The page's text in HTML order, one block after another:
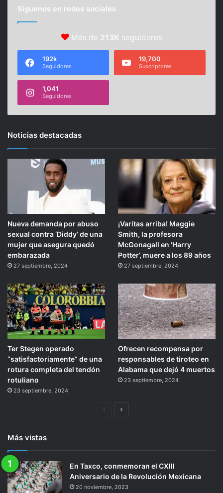
Síguenos en redes sociales
Más de 213K seguidores
192k
Seguidores
19,700
Suscriptores
1,041
Seguidores
Noticias destacadas
Nueva demanda por abuso
sexual contra ‘Diddy’ de una
mujer que asegura quedó
embarazada
27 septiembre, 2024
¡Varitas arriba! Maggie
Smith, la profesora
McGonagall en ‘Harry
Potter’, muere a los 89 años
27 septiembre, 2024
Ter Stegen operado
“satisfactoriamente” de una
rotura completa del tendón
rotuliano
23 septiembre, 2024
Ofrecen recompensa por
responsables de tiroteo en
Alabama que dejó 4 muertos
23 septiembre, 2024
PáginaSiguiente
Más vistas
En Taxco, conmemoran el CXIII
Aniversario de la Revolución Mexicana
20 noviembre, 2023